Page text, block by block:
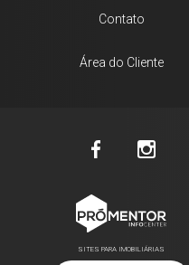
Contato
Área do Cliente
SITES PARA IMOBILIÁRIAS